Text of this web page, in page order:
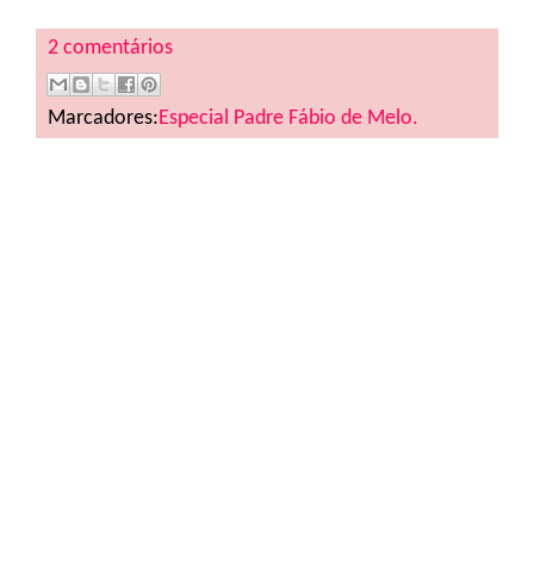
2 comentários
Marcadores: Especial Padre Fábio de Melo.